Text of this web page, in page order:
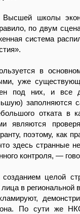
школы
по двум
система
в
уже
под них, и все
отката
являются
поэтому, как
здесь странные
контроля, —
целой
в
По сути же